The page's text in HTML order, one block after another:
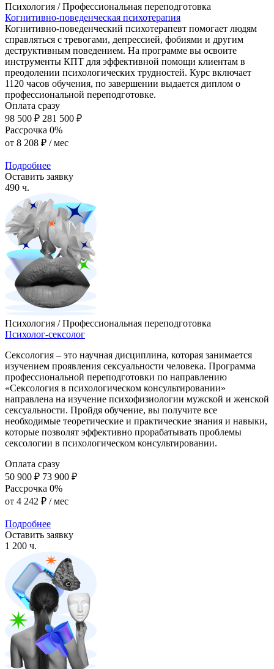
Психология / Профессиональная переподготовка
Когнитивно-поведенческая психотерапия
Когнитивно-поведенческий психотерапевт помогает людям
справляться с тревогами, депрессией, фобиями и другим
деструктивным поведением. На программе вы освоите
инструменты КПТ для эффективной помощи клиентам в
преодолении психологических трудностей. Курс включает
1120 часов обучения, по завершении выдается диплом о
профессиональной переподготовке.
Оплата сразу
98 500 ₽ 281 500 ₽
Рассрочка 0%
от 8 208 ₽ / мес
Подробнее
Оставить заявку
490 ч.
Психология / Профессиональная переподготовка
Психолог-сексолог
Сексология – это научная дисциплина, которая занимается
изучением проявления сексуальности человека. Программа
профессиональной переподготовки по направлению
«Сексология в психологическом консультировании»
направлена на изучение психофизиологии мужской и женской
сексуальности. Пройдя обучение, вы получите все
необходимые теоретические и практические знания и навыки,
которые позволят эффективно прорабатывать проблемы
сексологии в психологическом консультировании.
Оплата сразу
50 900 ₽ 73 900 ₽
Рассрочка 0%
от 4 242 ₽ / мес
Подробнее
Оставить заявку
1 200 ч.